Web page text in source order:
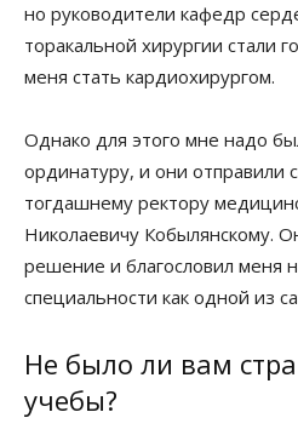
но руководители кафедр
торакальной хирургии стали
меня стать кардиохирургом.
Однако для этого мне надо
ординатуру, и они отправили
тогдашнему ректору
Николаевичу Кобылянскому.
решение и благословил меня
специальности как одной из
Не было ли вам
учебы?